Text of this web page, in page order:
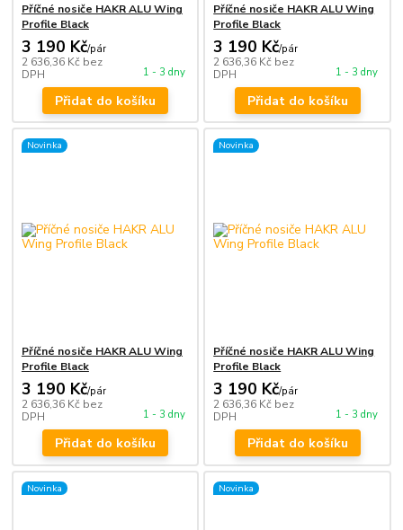
Příčné nosiče HAKR ALU Wing
Profile Black
3 190 Kč/pár
2 636,36 Kč bez
DPH
1 - 3 dny
Přidat do košíku
Příčné nosiče HAKR ALU Wing
Profile Black
3 190 Kč/pár
2 636,36 Kč bez
DPH
1 - 3 dny
Přidat do košíku
Novinka
Příčné nosiče HAKR ALU Wing
Profile Black
3 190 Kč/pár
2 636,36 Kč bez
DPH
1 - 3 dny
Přidat do košíku
Novinka
Příčné nosiče HAKR ALU Wing
Profile Black
3 190 Kč/pár
2 636,36 Kč bez
DPH
1 - 3 dny
Přidat do košíku
Novinka Novinka